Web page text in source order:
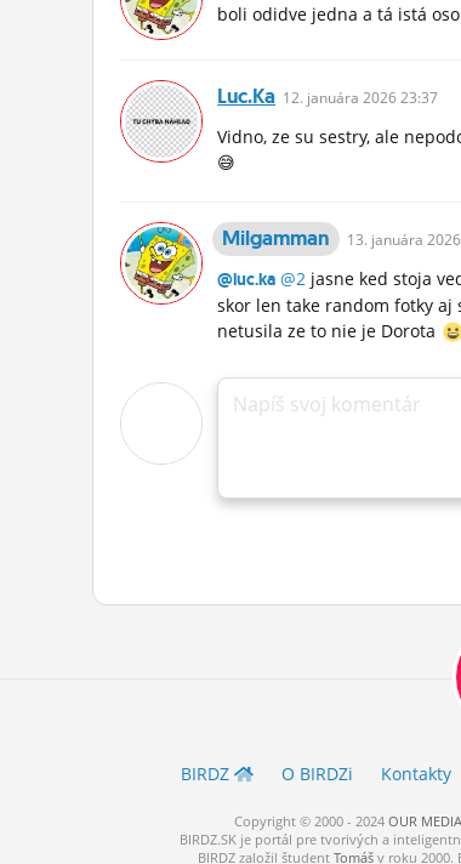
boli odidve jedna a tá istá
Luc.ka 12. januára 2026 23:37
Vidno, ze su sestry, ale
😅
Milgamman 13. januára
@luc.ka @2 jasne ked stoja
skor len take random fotky aj
netusila ze to nie je Dorota
Napíš svoj komentár
BIRDZ O BIRDZi Kontakty
Copyright © 2000 - 2024 OUR
BIRDZ.SK je portál pre tvorivých a
BIRDZ založil študent Tomáš v roku 2000.